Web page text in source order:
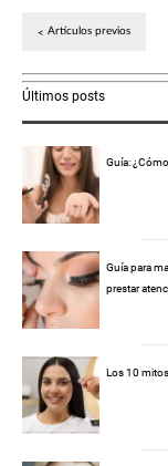
Artículos previos
Últimos posts
Guía:
Guía para
prestar
Los 10